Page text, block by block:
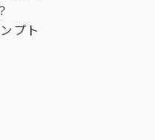
プト